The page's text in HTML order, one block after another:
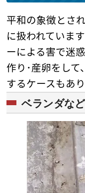
平和の象徴とさ
に扱われていま
ーによる害で迷
作り･産卵をし
するケースもあり
ベランダな